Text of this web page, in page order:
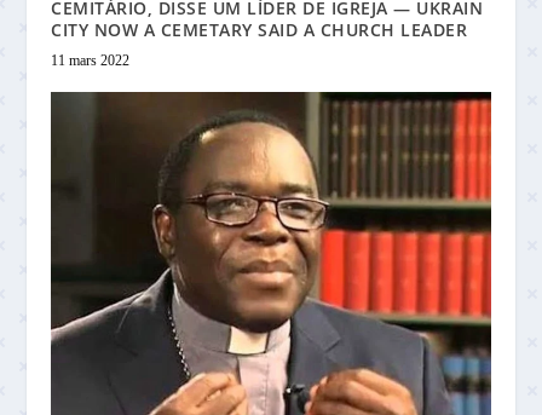
CEMITÁRIO, DISSE UM LÍDER DE IGREJA — UKRAIN
CITY NOW A CEMETARY SAID A CHURCH LEADER
11 mars 2022